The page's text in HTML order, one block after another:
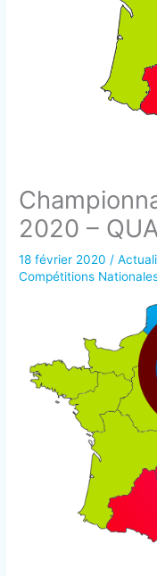
2020 –
18 février 2020 /
Compétitions